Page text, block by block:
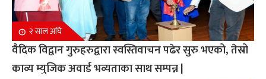
२ साल अघि
वैदिक विद्वान गुरुहरुद्वारा स्वस्तिवाचन पढेर सुरु भएको, तेस्रो
काव्य म्युजिक अवार्ड भव्यताका साथ सम्पन्न |